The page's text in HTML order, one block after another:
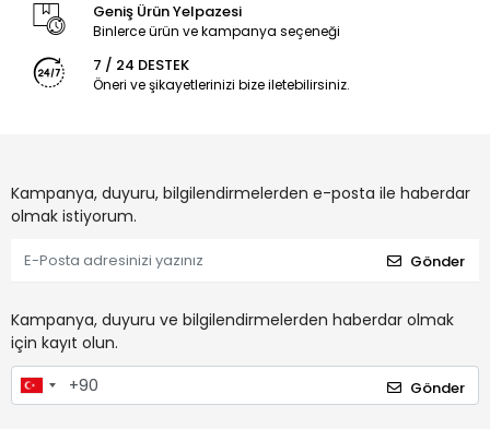
Geniş Ürün Yelpazesi
Binlerce ürün ve kampanya seçeneği
7 / 24 DESTEK
Öneri ve şikayetlerinizi bize iletebilirsiniz.
Kampanya, duyuru, bilgilendirmelerden e-posta ile haberdar
olmak istiyorum.
Gönder
Kampanya, duyuru ve bilgilendirmelerden haberdar olmak
için kayıt olun.
Gönder